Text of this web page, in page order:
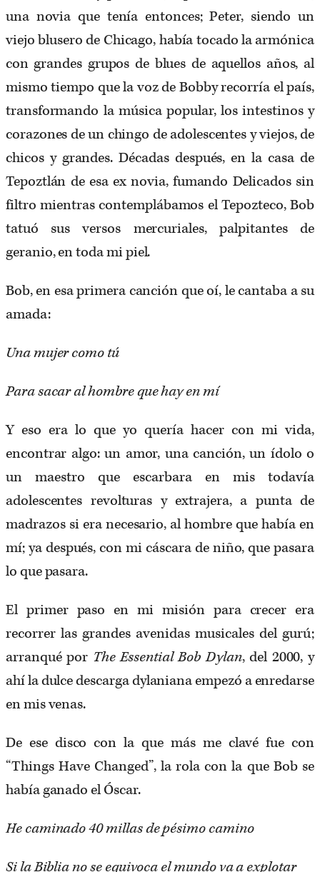
una novia que tenía entonces; Peter, siendo un
viejo blusero de Chicago, había tocado la armónica
con grandes grupos de blues de aquellos años, al
mismo tiempo que la voz de Bobby recorría el país,
transformando la música popular, los intestinos y
corazones de un chingo de adolescentes y viejos, de
chicos y grandes. Décadas después, en la casa de
Tepoztlán de esa ex novia, fumando Delicados sin
filtro mientras contemplábamos el Tepozteco, Bob
tatuó sus versos mercuriales, palpitantes de
geranio, en toda mi piel.
Bob, en esa primera canción que oí, le cantaba a su
amada:
Una mujer como tú
Para sacar al hombre que hay en mí
Y eso era lo que yo quería hacer con mi vida,
encontrar algo: un amor, una canción, un ídolo o
un maestro que escarbara en mis todavía
adolescentes revolturas y extrajera, a punta de
madrazos si era necesario, al hombre que había en
mí; ya después, con mi cáscara de niño, que pasara
lo que pasara.
El primer paso en mi misión para crecer era
recorrer las grandes avenidas musicales del gurú;
arranqué por ​ The Essential Bob Dylan, del 2000, y
ahí la dulce descarga dylaniana empezó a enredarse
en mis venas.
De ese disco con la que más me clavé fue con
“Things Have Changed”, la rola con la que Bob se
había ganado el Óscar.
He caminado 40 millas de pésimo camino
Si la Biblia no se equivoca el mundo va a explotar